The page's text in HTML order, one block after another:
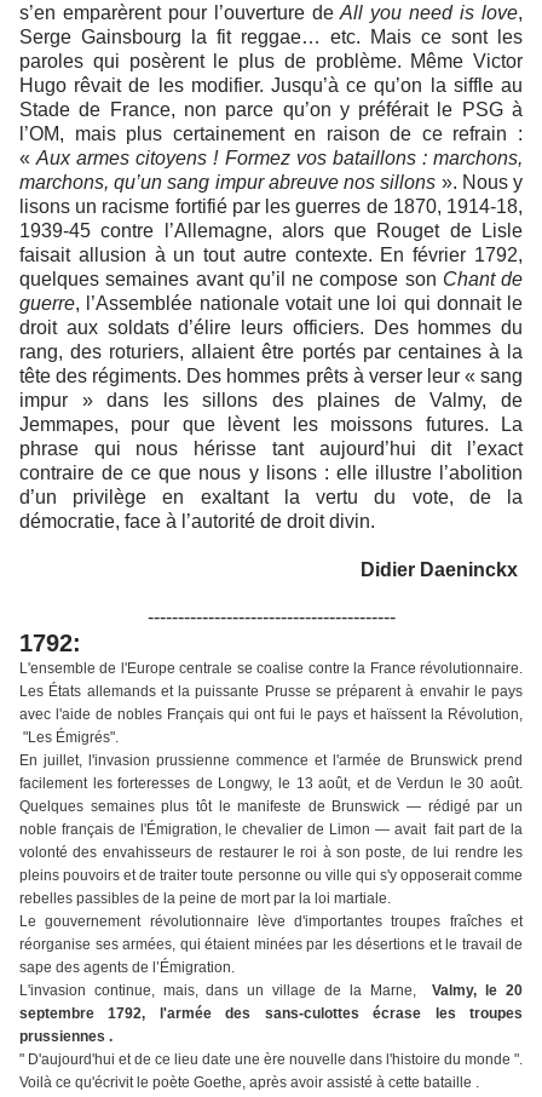
s’en emparèrent pour l’ouverture deAll you need is love,
Serge Gainsbourg la fit reggae… etc. Mais ce sont les
paroles qui posèrent le plus de problème. Même Victor
Hugo rêvait de les modifier. Jusqu’à ce qu’on la siffle au
Stade de France, non parce qu’on y préférait le PSG à
l’OM, mais plus certainement en raison de ce refrain :
«Aux armes citoyens ! Formez vos bataillons : marchons,
marchons, qu’un sang impur abreuve nos sillons ». Nous y
lisons un racisme fortifié par les guerres de 1870, 1914-18,
1939-45 contre l’Allemagne, alors que Rouget de Lisle
faisait allusion à un tout autre contexte. En février 1792,
quelques semaines avant qu’il ne compose son Chant de
guerre, l’Assemblée nationale votait une loi qui donnait le
droit aux soldats d’élire leurs officiers. Des hommes du
rang, des roturiers, allaient être portés par centaines à la
tête des régiments. Des hommes prêts à verser leur « sang
impur » dans les sillons des plaines de Valmy, de
Jemmapes, pour que lèvent les moissons futures. La
phrase qui nous hérisse tant aujourd’hui dit l’exact
contraire de ce que nous y lisons : elle illustre l’abolition
d’un privilège en exaltant la vertu du vote, de la
démocratie, face à l’autorité de droit divin.
Didier Daeninckx
-----------------------------------------
1792:
L'ensemble de l'Europe centrale se coalise contre la France révolutionnaire.
Les États allemands et la puissante Prusse se préparent à envahir le pays
avec l'aide de nobles Français qui ont fui le pays et haïssent la Révolution,
"Les Émigrés".
En juillet, l'invasion prussienne commence et l'armée de Brunswick prend
facilement les forteresses de Longwy, le 13 août, et de Verdun le 30 août.
Quelques semaines plus tôt le manifeste de Brunswick — rédigé par un
noble français de l'Émigration, le chevalier de Limon — avait fait part de la
volonté des envahisseurs de restaurer le roi à son poste, de lui rendre les
pleins pouvoirs et de traiter toute personne ou ville qui s'y opposerait comme
rebelles passibles de la peine de mort par la loi martiale.
Le gouvernement révolutionnaire lève d'importantes troupes fraîches et
réorganise ses armées, qui étaient minées par les désertions et le travail de
sape des agents de l’Émigration.
L'invasion continue, mais, dans un village de la Marne,Valmy, le 20
septembre 1792, l'armée des sans-culottes écrase les troupes
prussiennes .
" D'aujourd'hui et de ce lieu date une ère nouvelle dans l'histoire du monde ".
Voilà ce qu'écrivit le poète Goethe, après avoir assisté à cette bataille .